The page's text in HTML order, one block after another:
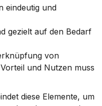
eindeutig und
gezielt auf den Bedarf
von
und Nutzen muss
diese Elemente, um